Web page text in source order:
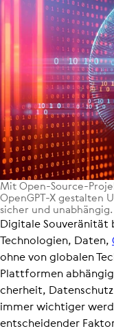
Mit Open-Source-
OpenGPT-X gestalten
sicher und unab­hän­gig.
Digitale
Technologien, Daten,
ohne von globalen
Plattformen
cher­heit,
immer wichtiger
entscheidender